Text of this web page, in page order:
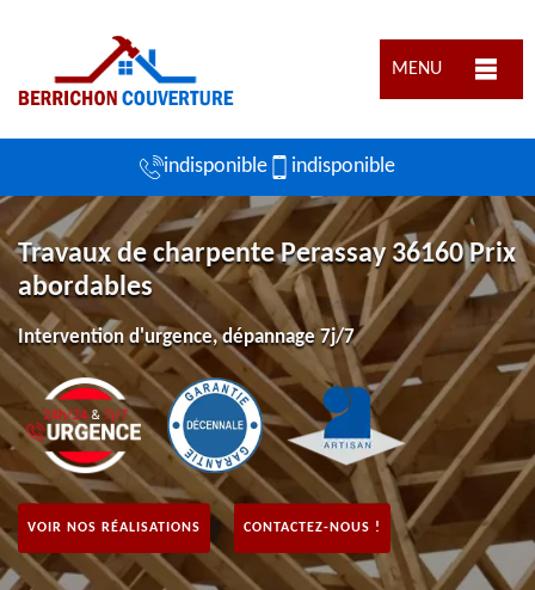
MENU
indisponible indisponible
Travaux de charpente Perassay 36160 Prix
abordables
Intervention d'urgence, dépannage 7j/7
VOIR NOS RÉALISATIONS CONTACTEZ-NOUS !